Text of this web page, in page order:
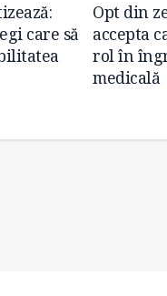
care să
Opt din
accepta
rol în
medicală